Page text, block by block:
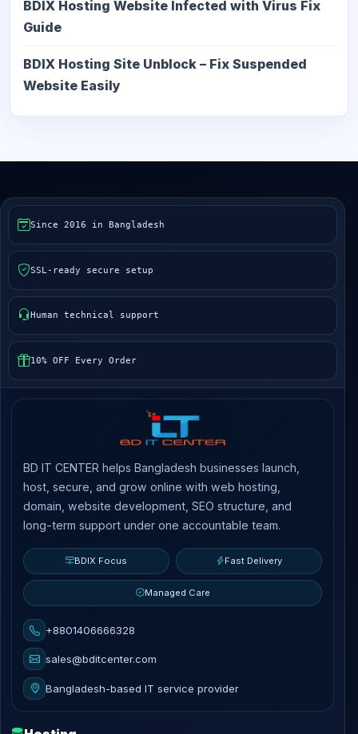
BDIX Hosting Website Infected with Virus Fix
Guide
BDIX Hosting Site Unblock – Fix Suspended
Website Easily
Since 2016 in Bangladesh
SSL-ready secure setup
Human technical support
10% OFF Every Order
BD IT CENTER helps Bangladesh businesses launch,
host, secure, and grow online with web hosting,
domain, website development, SEO structure, and
long-term support under one accountable team.
BDIX Focus Fast Delivery
Managed Care
+8801406666328
sales@bditcenter.com
Bangladesh-based IT service provider